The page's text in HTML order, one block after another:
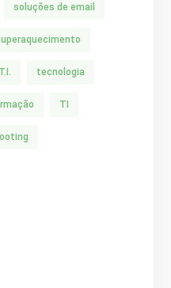
soluções de email
T.I. tecnologia
TI